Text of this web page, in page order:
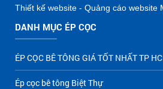
Thiết kế website - Quảng cáo website
DANH MỤC ÉP CỌC
ÉP CỌC BÊ TÔNG GIÁ TỐT NHẤT TP
Ép cọc bê tông Biệt Thự